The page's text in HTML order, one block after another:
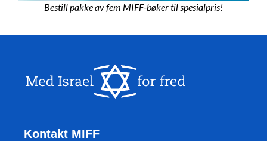
Bestill pakke av fem MIFF-bøker til spesialpris!
Kontakt MIFF